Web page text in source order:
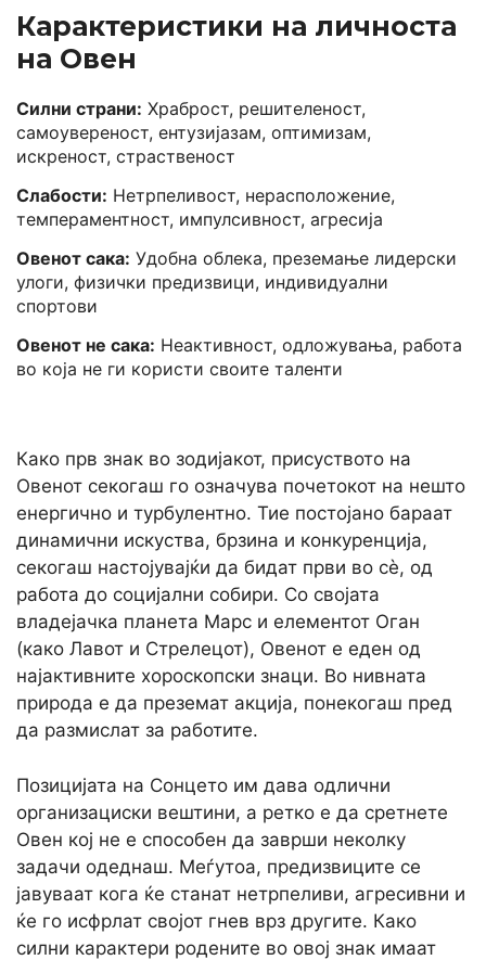
Карактеристики на личноста
на Овен
Силни страни: Храброст, решителеност,
самоувереност, ентузијазам, оптимизам,
искреност, страственост
Слабости: Нетрпеливост, нерасположение,
темпераментност, импулсивност, агресија
Овенот сака: Удобна облека, преземање лидерски
улоги, физички предизвици, индивидуални
спортови
Овенот не сака: Неактивност, одложувања, работа
во која не ги користи своите таленти
Како прв знак во зодијакот, присуството на
Овенот секогаш го означува почетокот на нешто
енергично и турбулентно. Тие постојано бараат
динамични искуства, брзина и конкуренција,
секогаш настојувајќи да бидат први во сè, од
работа до социјални собири. Со својата
владејачка планета Марс и елементот Оган
(како Лавот и Стрелецот), Овенот е еден од
најактивните хороскопски знаци. Во нивната
природа е да преземат акција, понекогаш пред
да размислат за работите.
Позицијата на Сонцето им дава одлични
организациски вештини, а ретко е да сретнете
Овен кој не е способен да заврши неколку
задачи одеднаш. Меѓутоа, предизвиците се
јавуваат кога ќе станат нетрпеливи, агресивни и
ќе го исфрлат својот гнев врз другите. Како
силни карактери родените во овој знак имаат